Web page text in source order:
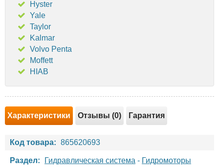
Hyster
Yale
Taylor
Kalmar
Volvo Penta
Moffett
HIAB
Характеристики Отзывы (0) Гарантия
Код товара: 865620693
Раздел: Гидравлическая система - Гидромоторы